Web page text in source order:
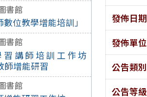
書館
位教學增能培訓」
書館
習講師培訓工作坊
師增能研習
書館
發佈日期
發佈單位
公告類別
公告等級